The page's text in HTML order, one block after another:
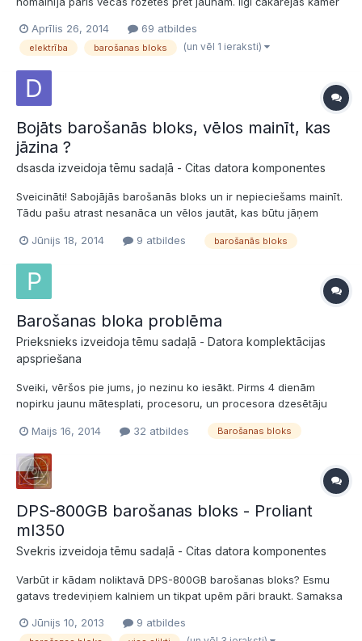
laiku tik grieza pa gabaliņam nost, cerēdams, ka varbūt tālāk
aizies kaut cik izturīgāki vadi. Nezinu, vai...
Aprīlis 26, 2014 69 atbildes
elektrība barošanas bloks (un vēl 1 ieraksti)
Bojāts barošanās bloks, vēlos mainīt, kas
jāzina ?
dsasda izveidoja tēmu sadaļā - Citas datora komponentes
Sveicināti! Sabojājās barošanās bloks un ir nepieciešams mainīt.
Tādu pašu atrast nesanāca un vēlos jautāt, kas būtu jāņem
400P. Šādi ir viņa parametri: FormFactor ATX; 400W,
150x140x85, 2x SATA, 2x FDD, 4x HDD konnektori un ieejas
spriegums:...
Jūnijs 18, 2014 9 atbildes barošanās bloks
Barošanas bloka problēma
Prieksnieks izveidoja tēmu sadaļā - Datora komplektācijas
apspriešana
Sveiki, vēršos pie jums, jo nezinu ko iesākt. Pirms 4 dienām
nopirku jaunu mātesplati, procesoru, un procesora dzesētāju
grozuM7SwNDazMrQ2tDQ2tgDSRiYmBiAaAA%3D%3D
Videokarte GeForce GTX 550 Ti. Biju atstājis savu barokli 500w,
pirmajā dienā paspēlējot battlefield 3, 2 minū...
Maijs 16, 2014 32 atbildes Barošanas bloks
DPS-800GB barošanas bloks - Proliant
ml350
Svekris izveidoja tēmu sadaļā - Citas datora komponentes
Varbūt ir kādam noliktavā DPS-800GB barošanas bloks? Esmu
gatavs tredeviņiem kalniem un tikpat upēm pāri braukt. Samaksa
Jūnijs 10, 2013
9 atbildes